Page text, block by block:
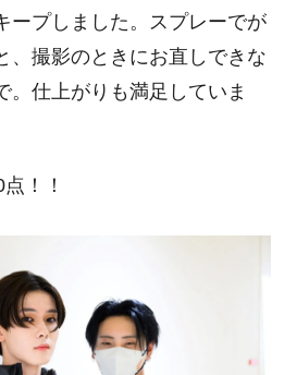
ープしました。スプレーでが
、撮影のときにお直しできな
。仕上がりも満足していま
点！！